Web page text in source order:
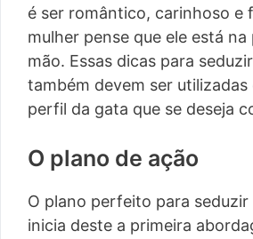
é ser romântico, carinhoso e
mulher pense que ele está na
mão. Essas dicas para
também devem ser
perfil da gata que se deseja
O plano de ação
O plano perfeito para seduzir
inicia deste a primeira